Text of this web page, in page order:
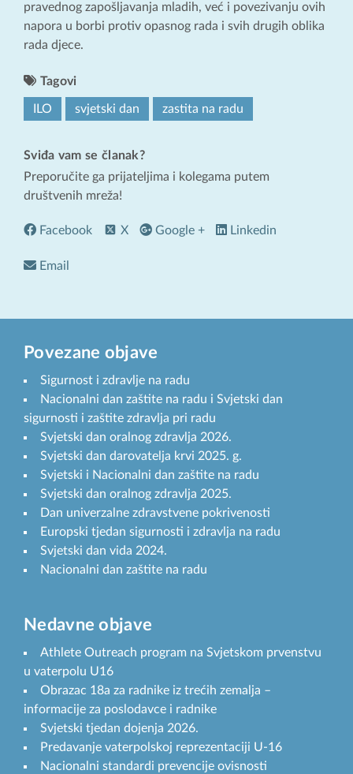
pravednog zapošljavanja mladih, već i povezivanju ovih
napora u borbi protiv opasnog rada i svih drugih oblika
rada djece.
Tagovi
ILO svjetski dan zastita na radu
Sviđa vam se članak?
Preporučite ga prijateljima i kolegama putem
društvenih mreža!
Facebook X Google + Linkedin
Email
Povezane objave
Sigurnost i zdravlje na radu
Nacionalni dan zaštite na radu i Svjetski dan
sigurnosti i zaštite zdravlja pri radu
Svjetski dan oralnog zdravlja 2026.
Svjetski dan darovatelja krvi 2025. g.
Svjetski i Nacionalni dan zaštite na radu
Svjetski dan oralnog zdravlja 2025.
Dan univerzalne zdravstvene pokrivenosti
Europski tjedan sigurnosti i zdravlja na radu
Svjetski dan vida 2024.
Nacionalni dan zaštite na radu
Nedavne objave
Athlete Outreach program na Svjetskom prvenstvu
u vaterpolu U16
Obrazac 18a za radnike iz trećih zemalja –
informacije za poslodavce i radnike
Svjetski tjedan dojenja 2026.
Predavanje vaterpolskoj reprezentaciji U-16
Nacionalni standardi prevencije ovisnosti